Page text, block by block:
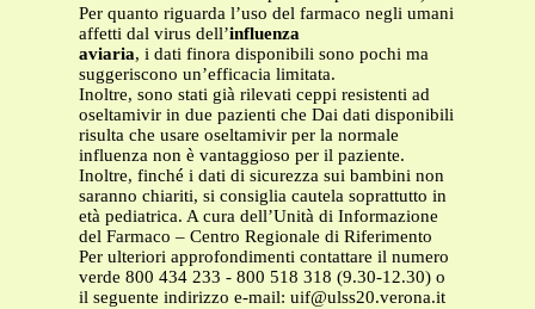
Per quanto riguarda l’uso del farmaco negli umani
affetti dal virus dell’influenza
aviaria, i dati finora disponibili sono pochi ma
suggeriscono un’efficacia limitata.
Inoltre, sono stati già rilevati ceppi resistenti ad
oseltamivir in due pazienti che Dai dati disponibili
risulta che usare oseltamivir per la normale
influenza non è vantaggioso per il paziente.
Inoltre, finché i dati di sicurezza sui bambini non
saranno chiariti, si consiglia cautela soprattutto in
età pediatrica. A cura dell’Unità di Informazione
del Farmaco – Centro Regionale di Riferimento
Per ulteriori approfondimenti contattare il numero
verde 800 434 233 - 800 518 318 (9.30-12.30) o
il seguente indirizzo e-mail: uif@ulss20.verona.it